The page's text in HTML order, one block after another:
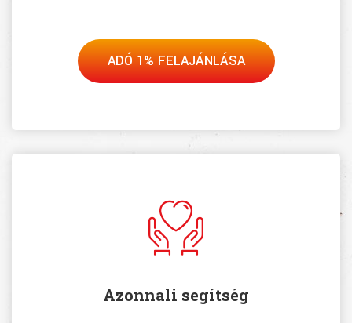
ADÓ 1% FELAJÁNLÁSA
Azonnali segítség